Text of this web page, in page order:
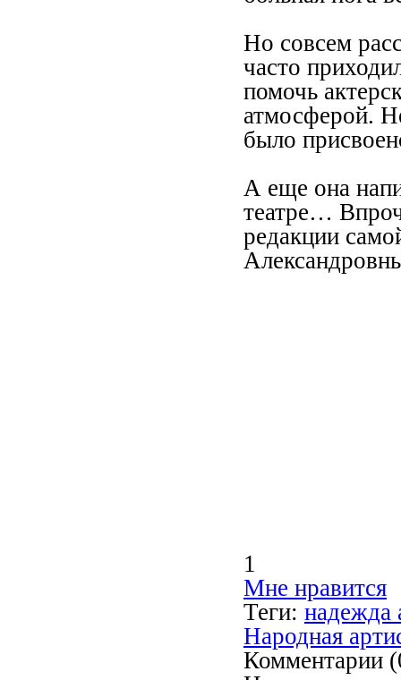
Но совсем
часто
помочь
атмосферой.
было
А еще она
театре…
редакции
1
Мне нравится
Теги: надежда
Народная
Комментарии (